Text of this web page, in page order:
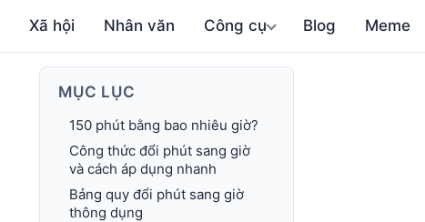
Xã hội Nhân văn Công cụ Blog Meme
MỤC LỤC
150 phút bằng bao nhiêu giờ?
Công thức đổi phút sang giờ
và cách áp dụng nhanh
Bảng quy đổi phút sang giờ
thông dụng